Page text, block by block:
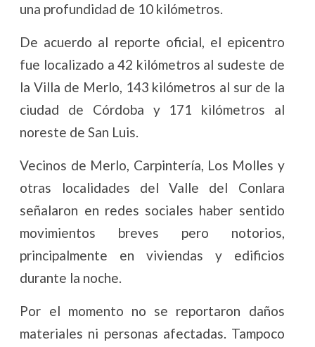
una profundidad de 10 kilómetros.
De acuerdo al reporte oficial, el epicentro
fue localizado a 42 kilómetros al sudeste de
la Villa de Merlo, 143 kilómetros al sur de la
ciudad de Córdoba y 171 kilómetros al
noreste de San Luis.
Vecinos de Merlo, Carpintería, Los Molles y
otras localidades del Valle del Conlara
señalaron en redes sociales haber sentido
movimientos breves pero notorios,
principalmente en viviendas y edificios
durante la noche.
Por el momento no se reportaron daños
materiales ni personas afectadas. Tampoco